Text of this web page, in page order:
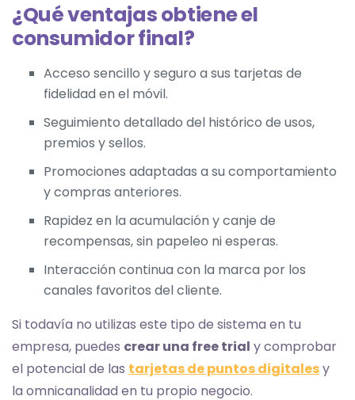
¿Qué ventajas obtiene el
consumidor final?
Acceso sencillo y seguro a sus tarjetas de
fidelidad en el móvil.
Seguimiento detallado del histórico de usos,
premios y sellos.
Promociones adaptadas a su comportamiento
y compras anteriores.
Rapidez en la acumulación y canje de
recompensas, sin papeleo ni esperas.
Interacción continua con la marca por los
canales favoritos del cliente.
Si todavía no utilizas este tipo de sistema en tu
empresa, puedes crear una free trial y comprobar
el potencial de las tarjetas de puntos digitalesy
la omnicanalidad en tu propio negocio.